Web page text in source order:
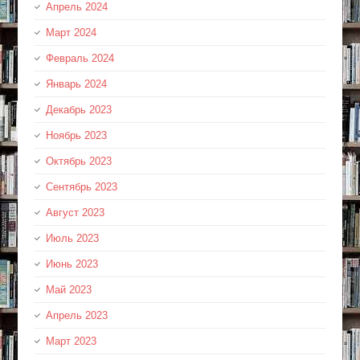
Апрель 2024
Март 2024
Февраль 2024
Январь 2024
Декабрь 2023
Ноябрь 2023
Октябрь 2023
Сентябрь 2023
Август 2023
Июль 2023
Июнь 2023
Май 2023
Апрель 2023
Март 2023